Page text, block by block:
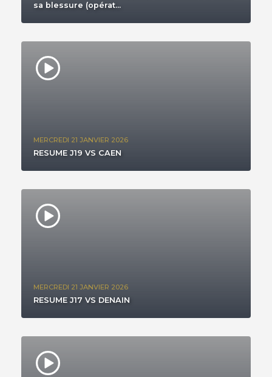
sa blessure (opérat...
MERCREDI 21 JANVIER 2026
RESUME J19 VS CAEN
MERCREDI 21 JANVIER 2026
RESUME J17 VS DENAIN